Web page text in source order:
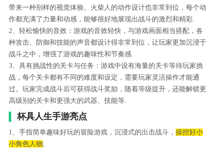
带来一种别样的视觉体验。火柴人的动作设计也非常到位，每个动
作都充满了力量和动感，能够很好地展现出战斗的激烈和精彩.
2、轻松愉快的音效：游戏的音效轻快，与游戏画面相当搭配，各
种攻击、防御和技能的声音都设计得非常到位，让玩家更加沉浸于
战斗之中，增强了游戏的趣味性和节奏感.
3、具有挑战性的关卡与任务：游戏中设有海量的关卡等待玩家挑
战，每个关卡都有不同的难度和设定，需要玩家灵活操作才能通
过。玩家完成战斗后可获得战斗奖励，随着等级提升，还能解锁更
高级别的关卡和更强大的武器、技能等.
杯具人生手游亮点
1、手指简单趣味好玩的冒险游戏，沉浸式的出击战斗， 操控好小
小角色人物;